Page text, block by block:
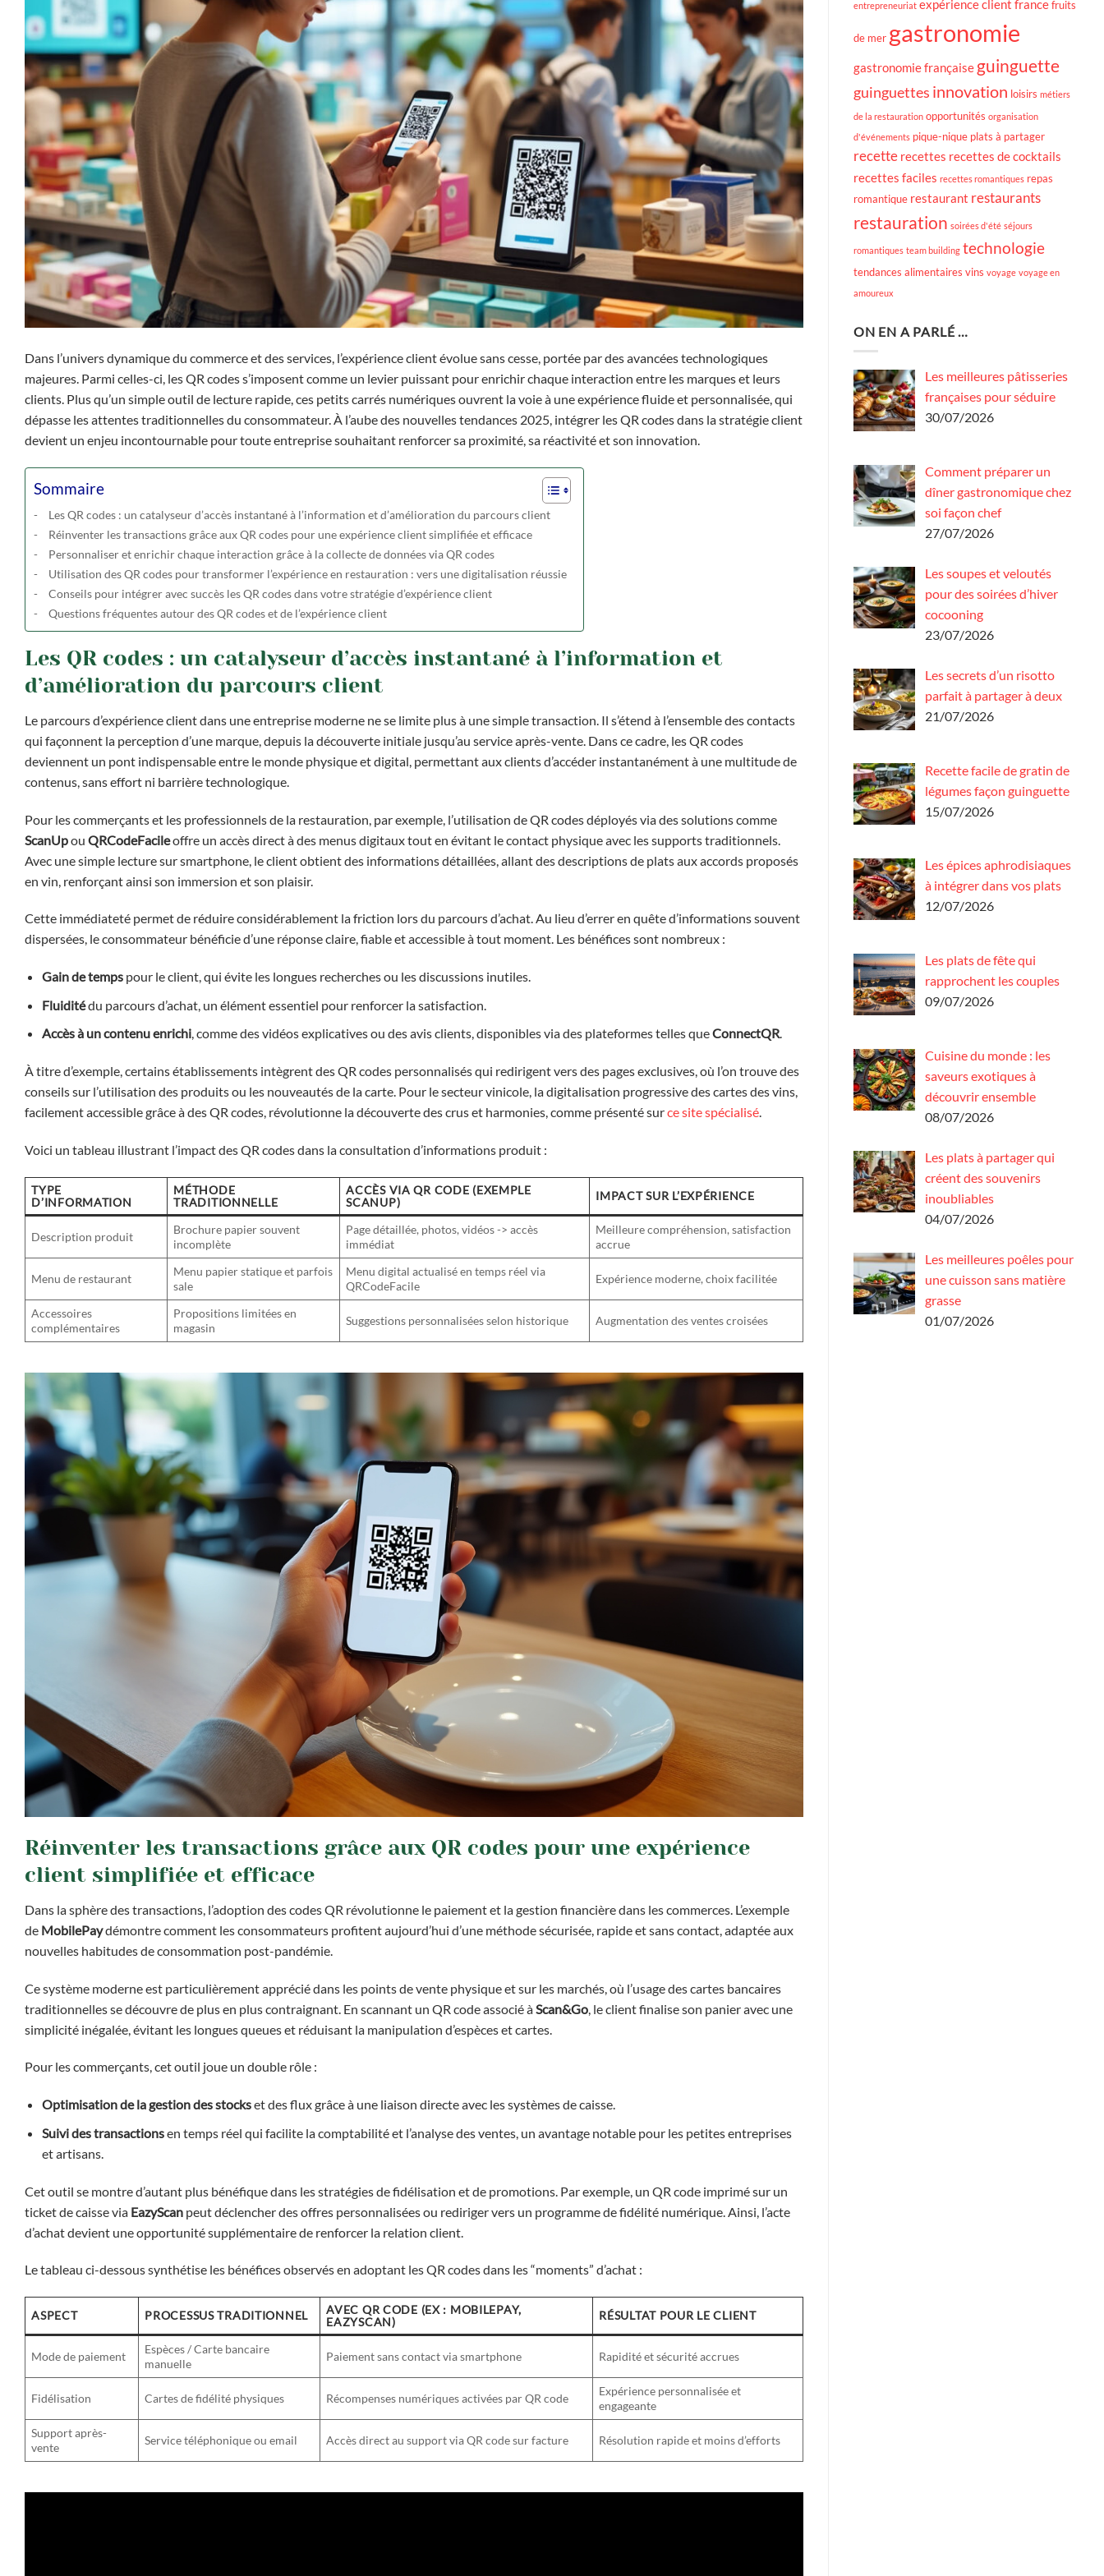
Dans l’univers dynamique du commerce et des services, l’expérience client évolue sans cesse, portée par des avancées technologiques
majeures. Parmi celles-ci, les QR codes s’imposent comme un levier puissant pour enrichir chaque interaction entre les marques et leurs
clients. Plus qu’un simple outil de lecture rapide, ces petits carrés numériques ouvrent la voie à une expérience fluide et personnalisée, qui
dépasse les attentes traditionnelles du consommateur. À l’aube des nouvelles tendances 2025, intégrer les QR codes dans la stratégie client
devient un enjeu incontournable pour toute entreprise souhaitant renforcer sa proximité, sa réactivité et son innovation.
Sommaire
Les QR codes : un catalyseur d’accès instantané à l’information et d’amélioration du parcours client
Réinventer les transactions grâce aux QR codes pour une expérience client simplifiée et efficace
Personnaliser et enrichir chaque interaction grâce à la collecte de données via QR codes
Utilisation des QR codes pour transformer l’expérience en restauration : vers une digitalisation réussie
Conseils pour intégrer avec succès les QR codes dans votre stratégie d’expérience client
Questions fréquentes autour des QR codes et de l’expérience client
Les QR codes : un catalyseur d’accès instantané à l’information et
d’amélioration du parcours client
Le parcours d’expérience client dans une entreprise moderne ne se limite plus à une simple transaction. Il s’étend à l’ensemble des contacts
qui façonnent la perception d’une marque, depuis la découverte initiale jusqu’au service après-vente. Dans ce cadre, les QR codes
deviennent un pont indispensable entre le monde physique et digital, permettant aux clients d’accéder instantanément à une multitude de
contenus, sans effort ni barrière technologique.
Pour les commerçants et les professionnels de la restauration, par exemple, l’utilisation de QR codes déployés via des solutions comme
ScanUpou QRCodeFacileoffre un accès direct à des menus digitaux tout en évitant le contact physique avec les supports traditionnels.
Avec une simple lecture sur smartphone, le client obtient des informations détaillées, allant des descriptions de plats aux accords proposés
en vin, renforçant ainsi son immersion et son plaisir.
Cette immédiateté permet de réduire considérablement la friction lors du parcours d’achat. Au lieu d’errer en quête d’informations souvent
dispersées, le consommateur bénéficie d’une réponse claire, fiable et accessible à tout moment. Les bénéfices sont nombreux :
Gain de tempspour le client, qui évite les longues recherches ou les discussions inutiles.
Fluiditédu parcours d’achat, un élément essentiel pour renforcer la satisfaction.
Accès à un contenu enrichi, comme des vidéos explicatives ou des avis clients, disponibles via des plateformes telles queConnectQR.
À titre d’exemple, certains établissements intègrent des QR codes personnalisés qui redirigent vers des pages exclusives, où l’on trouve des
conseils sur l’utilisation des produits ou les nouveautés de la carte. Pour le secteur vinicole, la digitalisation progressive des cartes des vins,
facilement accessible grâce à des QR codes, révolutionne la découverte des crus et harmonies, comme présenté surce site spécialisé.
Voici un tableau illustrant l’impact des QR codes dans la consultation d’informations produit :
TYPE
D’INFORMATION
MÉTHODE
TRADITIONNELLE
ACCÈS VIA QR CODE (EXEMPLE
SCANUP)
IMPACT SUR L’EXPÉRIENCE
Description produit
Brochure papier souvent
incomplète
Page détaillée, photos, vidéos -> accès
immédiat
Meilleure compréhension, satisfaction
accrue
Menu de restaurant
Menu papier statique et parfois
sale
Menu digital actualisé en temps réel via
QRCodeFacile
Expérience moderne, choix facilitée
Accessoires
complémentaires
Propositions limitées en
magasin
Suggestions personnalisées selon historique Augmentation des ventes croisées
Réinventer les transactions grâce aux QR codes pour une expérience
client simplifiée et efficace
Dans la sphère des transactions, l’adoption des codes QR révolutionne le paiement et la gestion financière dans les commerces. L’exemple
de MobilePaydémontre comment les consommateurs profitent aujourd’hui d’une méthode sécurisée, rapide et sans contact, adaptée aux
nouvelles habitudes de consommation post-pandémie.
Ce système moderne est particulièrement apprécié dans les points de vente physique et sur les marchés, où l’usage des cartes bancaires
traditionnelles se découvre de plus en plus contraignant. En scannant un QR code associé à Scan&Go , le client finalise son panier avec une
simplicité inégalée, évitant les longues queues et réduisant la manipulation d’espèces et cartes.
Pour les commerçants, cet outil joue un double rôle :
Optimisation de la gestion des stockset des flux grâce à une liaison directe avec les systèmes de caisse.
Suivi des transactionsen temps réel qui facilite la comptabilité et l’analyse des ventes, un avantage notable pour les petites entreprises
et artisans.
Cet outil se montre d’autant plus bénéfique dans les stratégies de fidélisation et de promotions. Par exemple, un QR code imprimé sur un
ticket de caisse via EazyScan peut déclencher des offres personnalisées ou rediriger vers un programme de fidélité numérique. Ainsi, l’acte
d’achat devient une opportunité supplémentaire de renforcer la relation client.
Le tableau ci-dessous synthétise les bénéfices observés en adoptant les QR codes dans les “moments” d’achat :
ASPECT PROCESSUS TRADITIONNEL
AVEC QR CODE (EX : MOBILEPAY,
EAZYSCAN)
RÉSULTAT POUR LE CLIENT
Mode de paiement
Espèces / Carte bancaire
manuelle
Paiement sans contact via smartphone Rapidité et sécurité accrues
Fidélisation Cartes de fidélité physiques Récompenses numériques activées par QR code
Expérience personnalisée et
engageante
Support après-
vente
Service téléphonique ou email Accès direct au support via QR code sur facture Résolution rapide et moins d’efforts
entrepreneuriat expérience client francefruits
de mer gastronomie
gastronomie française guinguette
guinguettes innovation loisirs métiers
de la restauration opportunités organisation
d'événements pique-nique plats à partager
recette recettes recettes de cocktails
recettes faciles recettes romantiques repas
romantique restaurant restaurants
restauration soirées d'été séjours
romantiques team building technologie
tendances alimentaires vins voyage voyage en
amoureux
ON EN A PARLÉ …
Les meilleures pâtisseries
françaises pour séduire
30/07/2026
Comment préparer un
dîner gastronomique chez
soi façon chef
27/07/2026
Les soupes et veloutés
pour des soirées d’hiver
cocooning
23/07/2026
Les secrets d’un risotto
parfait à partager à deux
21/07/2026
Recette facile de gratin de
légumes façon guinguette
15/07/2026
Les épices aphrodisiaques
à intégrer dans vos plats
12/07/2026
Les plats de fête qui
rapprochent les couples
09/07/2026
Cuisine du monde : les
saveurs exotiques à
découvrir ensemble
08/07/2026
Les plats à partager qui
créent des souvenirs
inoubliables
04/07/2026
Les meilleures poêles pour
une cuisson sans matière
grasse
01/07/2026